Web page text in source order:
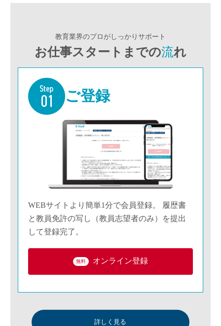
教育業界のプロがしっかりサポート
お仕事スタートまでの流れ
ご登録
WEBサイトより簡単1分で会員登録。 履歴書
と教員免許の写し（教員志望者のみ）を提出
して登録完了。
無料 オンライン登録
詳しく見る